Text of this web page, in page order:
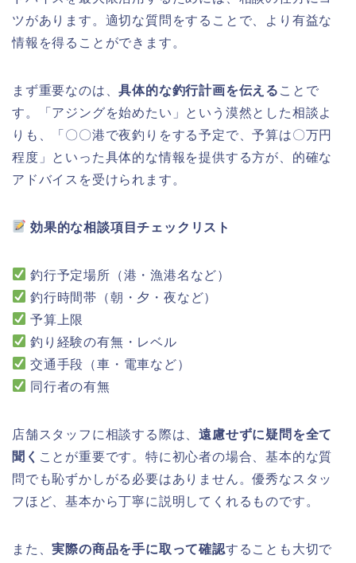
ツがあります。適切な質問をすることで、より有益な
情報を得ることができます。
まず重要なのは、具体的な釣行計画を伝える ことで
す。「アジングを始めたい」という漠然とした相談よ
りも、「〇〇港で夜釣りをする予定で、予算は〇万円
程度」といった具体的な情報を提供する方が、的確な
アドバイスを受けられます。
効果的な相談項目チェックリスト
釣行予定場所（港・漁港名など）
釣行時間帯（朝・夕・夜など）
予算上限
釣り経験の有無・レベル
交通手段（車・電車など）
同行者の有無
店舗スタッフに相談する際は、遠慮せずに疑問を全て
聞く ことが重要です。特に初心者の場合、基本的な質
問でも恥ずかしがる必要はありません。優秀なスタッ
フほど、基本から丁寧に説明してくれるものです。
また、実際の商品を手に取って確認することも大切で